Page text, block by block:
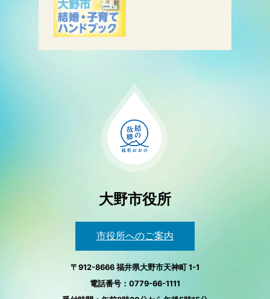
大野市役所
市役所へのご案内
〒912-8666 福井県大野市天神町 1-1
電話番号：0779-66-1111